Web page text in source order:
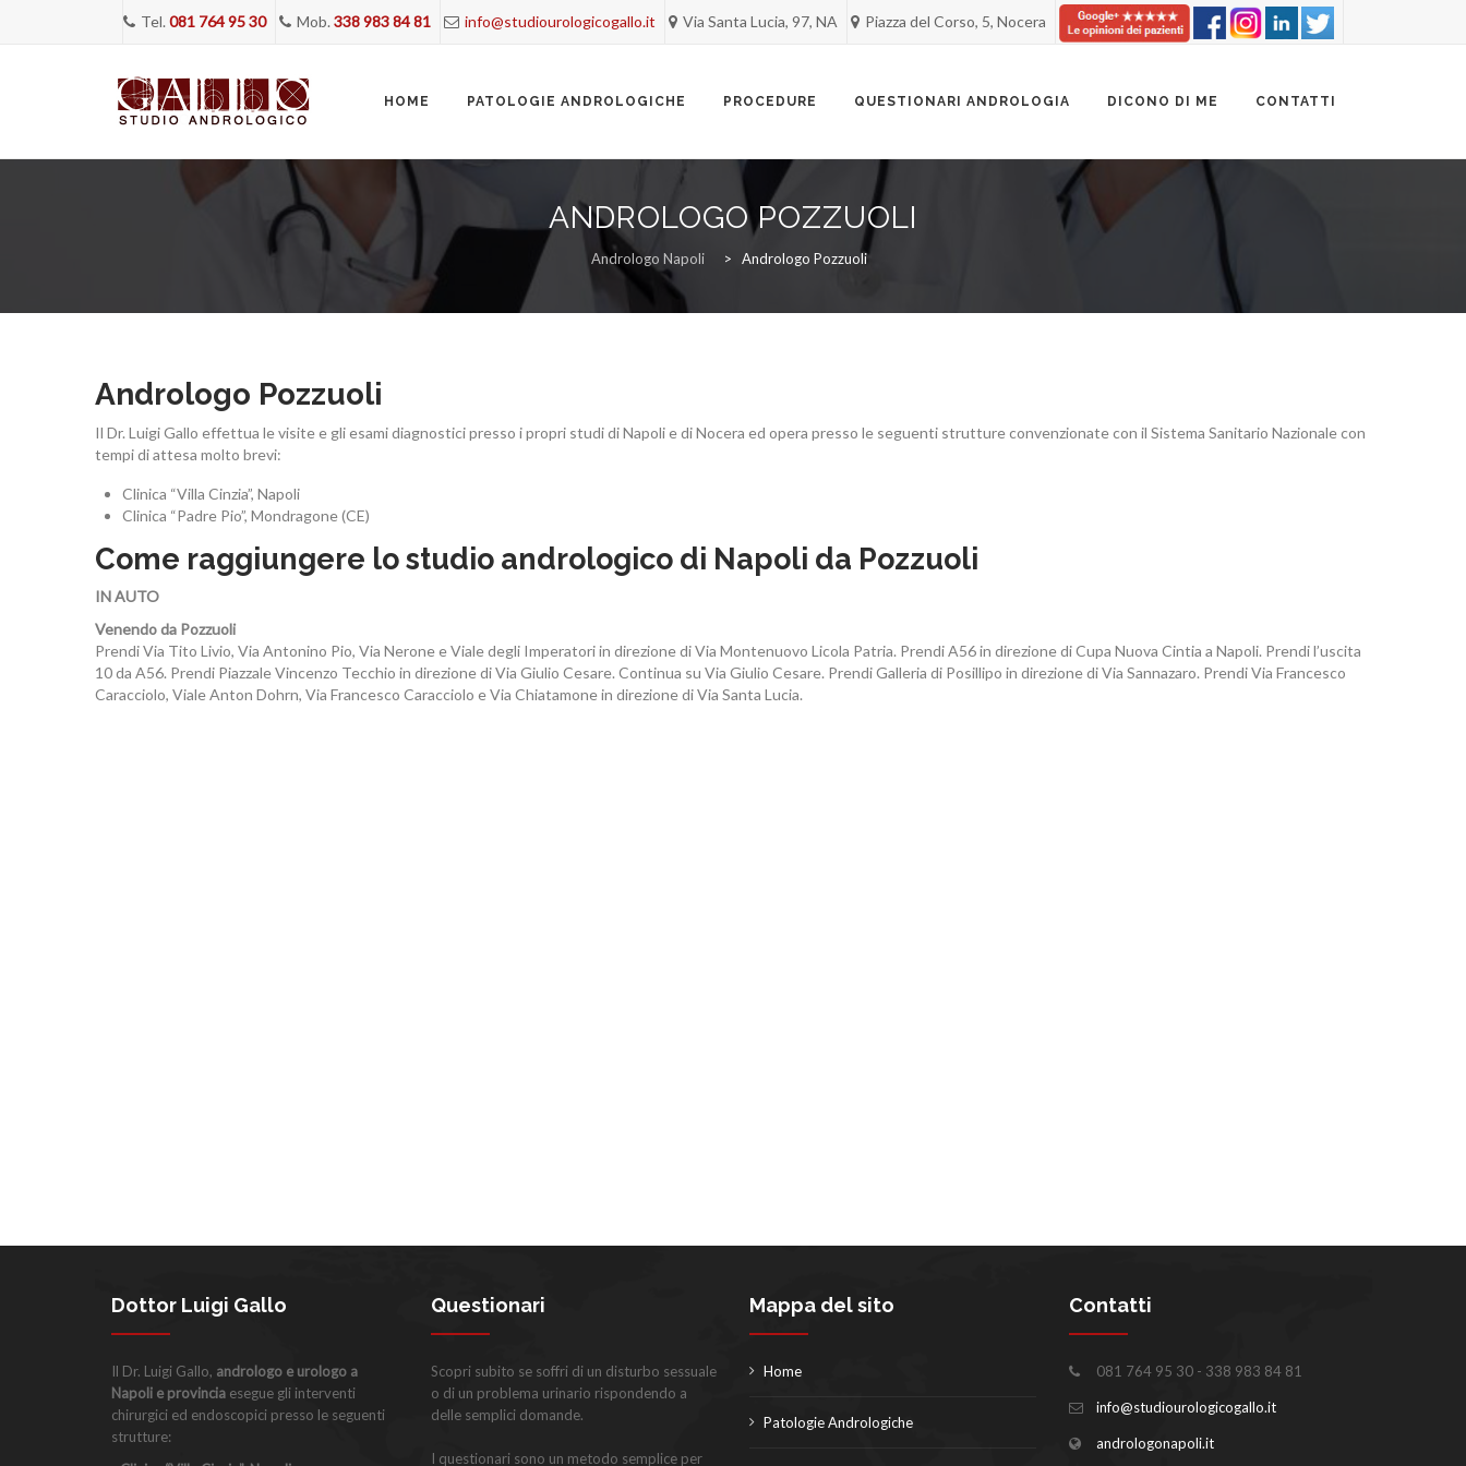
Tel. 081 764 95 30 Mob. 338 983 84 81 info@studiourologicogallo.it Via Santa Lucia, 97, NA
Piazza del Corso, 5, Nocera
content
HOME PATOLOGIE ANDROLOGICHE PROCEDURE QUESTIONARI ANDROLOGIA DICONO DI ME CONTATTI
ANDROLOGO POZZUOLI
Andrologo Napoli > Andrologo Pozzuoli
Andrologo Pozzuoli
Il Dr. Luigi Gallo effettua le visite e gli esami diagnostici presso i propri studi di Napoli e di Nocera ed opera presso le seguenti strutture convenzionate con il Sistema Sanitario Nazionale con
tempi di attesa molto brevi:
Clinica “Villa Cinzia”, Napoli
Clinica “Padre Pio”, Mondragone (CE)
Come raggiungere lo studio andrologico di Napoli da Pozzuoli
IN AUTO
Venendo da Pozzuoli
Prendi Via Tito Livio, Via Antonino Pio, Via Nerone e Viale degli Imperatori in direzione di Via Montenuovo Licola Patria. Prendi A56 in direzione di Cupa Nuova Cintia a Napoli. Prendi l’uscita
10 da A56. Prendi Piazzale Vincenzo Tecchio in direzione di Via Giulio Cesare. Continua su Via Giulio Cesare. Prendi Galleria di Posillipo in direzione di Via Sannazaro. Prendi Via Francesco
Caracciolo, Viale Anton Dohrn, Via Francesco Caracciolo e Via Chiatamone in direzione di Via Santa Lucia.
Dottor Luigi Gallo
Il Dr. Luigi Gallo, andrologo e urologo a
Napoli e provincia esegue gli interventi
chirurgici ed endoscopici presso le seguenti
strutture:
Questionari
Scopri subito se soffri di un disturbo sessuale
o di un problema urinario rispondendo a
delle semplici domande.
I questionari sono un metodo semplice per
Mappa del sito
Home
Patologie Andrologiche
Contatti
081 764 95 30 - 338 983 84 81
info@studiourologicogallo.it
andrologonapoli.it